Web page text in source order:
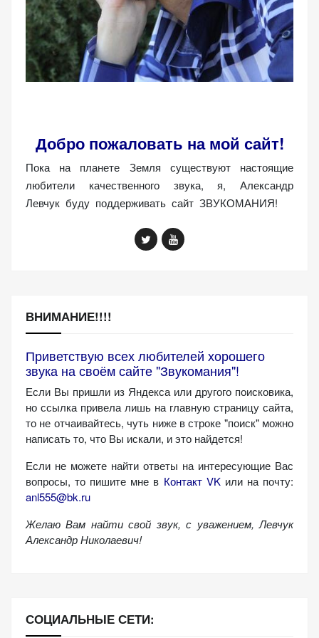
Добро пожаловать на мой сайт!
Пока на планете Земля существуют настоящие
любители качественного звука, я, Александр
Левчук буду поддерживать сайт ЗВУКОМАНИЯ!
ВНИМАНИЕ!!!!
Приветствую всех любителей хорошего
звука на своём сайте "Звукомания"!
Если Вы пришли из Яндекса или другого поисковика,
но ссылка привела лишь на главную страницу сайта,
то не отчаивайтесь, чуть ниже в строке "поиск" можно
написать то, что Вы искали, и это найдется!
Если не можете найти ответы на интересующие Вас
вопросы, то пишите мне в Контакт VKили на почту:
anl555@bk.ru
Желаю Вам найти свой звук, с уважением, Левчук
Александр Николаевич!
СОЦИАЛЬНЫЕ СЕТИ:
(Яндекс.Метрика).
Анонимно, без
персональных
данных.
Яндекс.Директ:
персонализированная
реклама на основе
Рассказывая о своих
просмотра
персонализированного
предложений.